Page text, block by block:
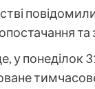
та
у понеділок